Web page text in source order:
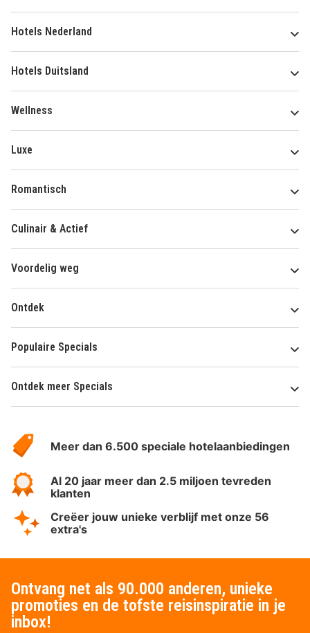
Hotels Nederland
Hotels Duitsland
Wellness
Luxe
Romantisch
Culinair & Actief
Voordelig weg
Ontdek
Populaire Specials
Ontdek meer Specials
HotelSpecials
Meer dan 6.500 speciale hotelaanbiedingen
Al 20 jaar meer dan 2.5 miljoen tevreden
klanten
Creëer jouw unieke verblijf met onze 56
extra's
Ontvang net als 90.000 anderen, unieke
promoties en de tofste reisinspiratie in je
inbox!